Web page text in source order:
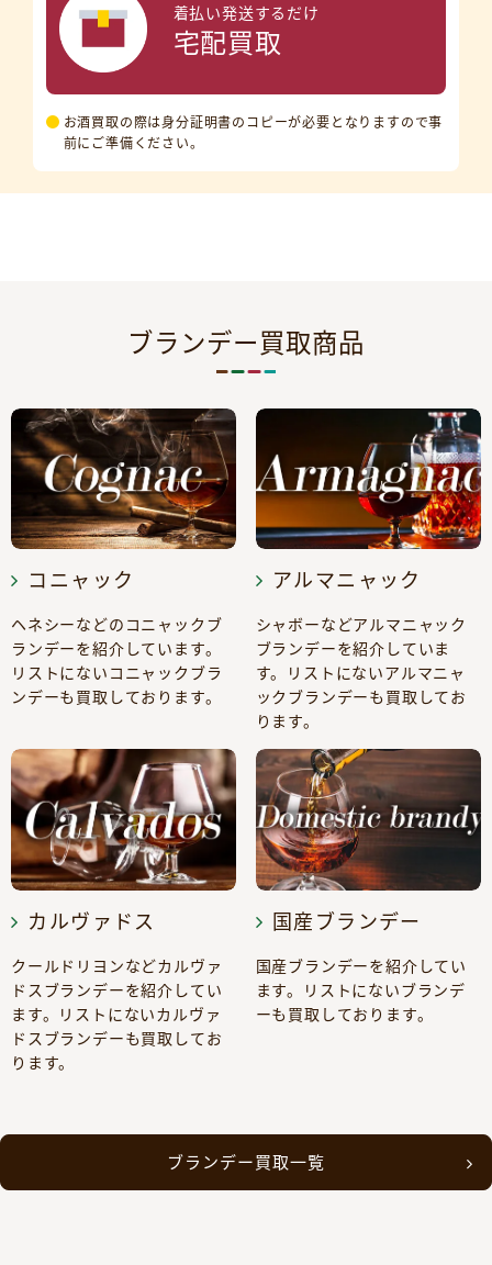
着払い発送するだけ
宅配買取
お酒買取の際は身分証明書のコピーが必要となりますので事
前にご準備ください。
ブランデー買取商品
コニャック
ヘネシーなどのコニャックブ
ランデーを紹介しています。
リストにないコニャックブラ
ンデーも買取しております。
アルマニャック
シャボーなどアルマニャック
ブランデーを紹介していま
す。リストにないアルマニャ
ックブランデーも買取してお
ります。
カルヴァドス
クールドリヨンなどカルヴァ
ドスブランデーを紹介してい
ます。リストにないカルヴァ
ドスブランデーも買取してお
ります。
国産ブランデー
国産ブランデーを紹介してい
ます。リストにないブランデ
ーも買取しております。
ブランデー買取一覧